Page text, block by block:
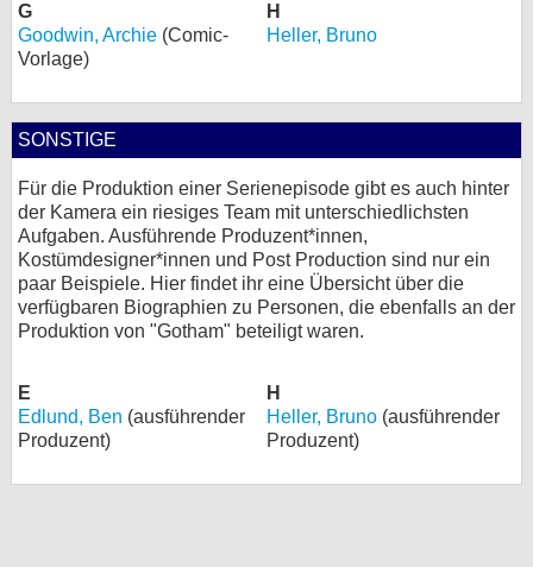
G
Goodwin, Archie (Comic-
Vorlage)
H
Heller, Bruno
SONSTIGE
Für die Produktion einer Serienepisode gibt es auch hinter
der Kamera ein riesiges Team mit unterschiedlichsten
Aufgaben. Ausführende Produzent*innen,
Kostümdesigner*innen und Post Production sind nur ein
paar Beispiele. Hier findet ihr eine Übersicht über die
verfügbaren Biographien zu Personen, die ebenfalls an der
Produktion von "Gotham" beteiligt waren.
E
Edlund, Ben (ausführender
Produzent)
H
Heller, Bruno (ausführender
Produzent)